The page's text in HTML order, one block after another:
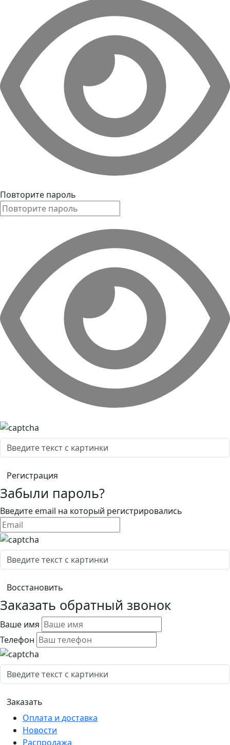
Повторите пароль
Забыли пароль?
Введите email на который регистрировались
Заказать обратный звонок
Ваше имя
Телефон
Оплата и доставка
Новости
Распродажа